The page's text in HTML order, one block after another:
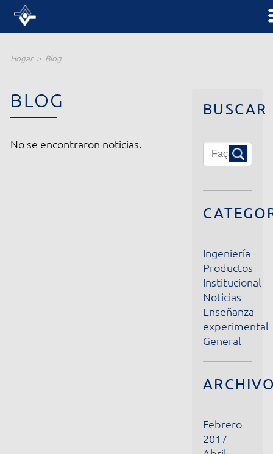
BLOG
CATEGORÍAS
Ingeniería
Institucional
Noticias
Enseñanza
experimental
General
ARCHIVOS
Febrero
2017
Puede